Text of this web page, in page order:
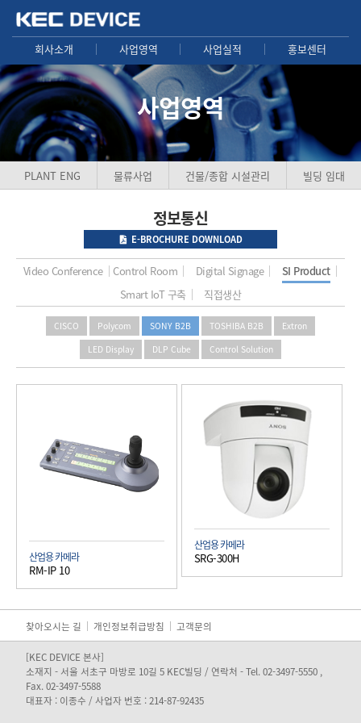
회사소개 사업영역 사업실적 홍보센터
사업영역
PLANT ENG 물류사업 건물/종합 시설관리 빌딩 임대
정보통신
E-BROCHURE DOWNLOAD
Video Conference Control Room Digital Signage
SI Product
Smart IoT 구축
직접생산
CISCO Polycom SONY B2B TOSHIBA B2B
Extron
LED Display
DLP Cube Control Solution
산업용 카메라
RM-IP 10
산업용 카메라
SRG-300H
찾아오시는 길 개인정보취급방침 고객문의
[KEC DEVICE 본사]
소재지 - 서울 서초구 마방로 10길 5 KEC빌딩 / 연락처 - Tel. 02-3497-5550 ,
Fax. 02-3497-5588
대표자 : 이종수 / 사업자 번호 : 214-87-92435